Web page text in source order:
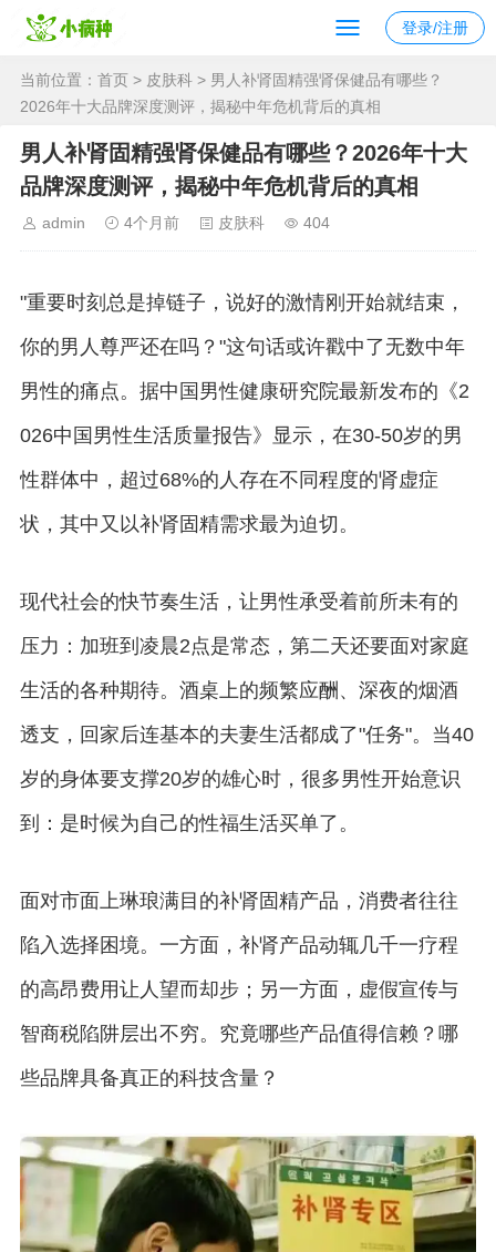
登录/注册
当前位置： 首页 > 皮肤科 > 男人补肾固精强肾保健品有哪些？
2026年十大品牌深度测评，揭秘中年危机背后的真相
男人补肾固精强肾保健品有哪些？2026年十大
品牌深度测评，揭秘中年危机背后的真相
admin 4个月前 皮肤科 404
"重要时刻总是掉链子，说好的激情刚开始就结束，
你的男人尊严还在吗？"这句话或许戳中了无数中年
男性的痛点。据中国男性健康研究院最新发布的《2
026中国男性生活质量报告》显示，在30-50岁的男
性群体中，超过68%的人存在不同程度的肾虚症
状，其中又以补肾固精需求最为迫切。
现代社会的快节奏生活，让男性承受着前所未有的
压力：加班到凌晨2点是常态，第二天还要面对家庭
生活的各种期待。酒桌上的频繁应酬、深夜的烟酒
透支，回家后连基本的夫妻生活都成了"任务"。当40
岁的身体要支撑20岁的雄心时，很多男性开始意识
到：是时候为自己的性福生活买单了。
面对市面上琳琅满目的补肾固精产品，消费者往往
陷入选择困境。一方面，补肾产品动辄几千一疗程
的高昂费用让人望而却步；另一方面，虚假宣传与
智商税陷阱层出不穷。究竟哪些产品值得信赖？哪
些品牌具备真正的科技含量？